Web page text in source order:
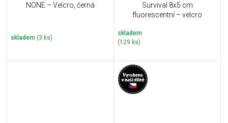
NONE – Velcro, černá
skladem (3 ks)
Survival 8x5 cm
fluorescentní – velcro
skladem
(129 ks)